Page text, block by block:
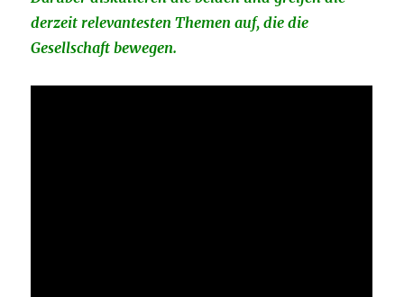
derzeit relevantesten Themen auf, die die
Gesellschaft bewegen.